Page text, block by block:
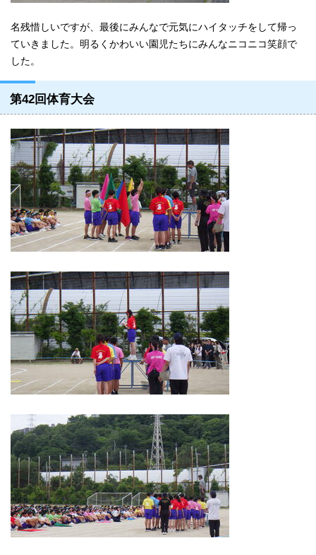
名残惜しいですが、最後にみんなで元気にハイタッチをして帰っ
ていきました。明るくかわいい園児たちにみんなニコニコ笑顔で
した。
第42回体育大会